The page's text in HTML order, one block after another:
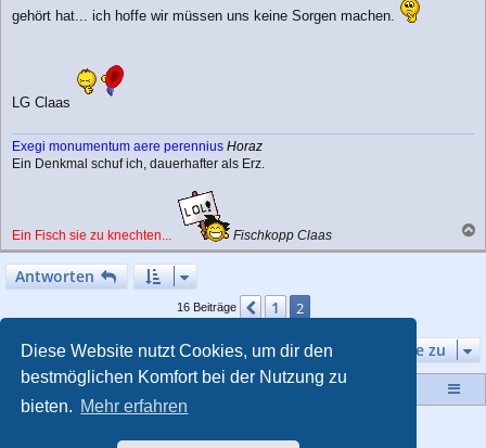
Diese Website nutzt Cookies, um dir den
bestmöglichen Komfort bei der Nutzung zu
bieten. Mehr erfahren
gehört hat... ich hoffe wir müssen uns keine Sorgen machen.
LG Claas
Exegi monumentum aere perennius Horaz
Ein Denkmal schuf ich, dauerhafter als Erz.
Ein Fisch sie zu knechten... Fischkopp Claas
a
Antworten
16 Beiträge Vorherige
1 2
Gehe zu
Startseite
Style von
- Aktualisieren phpBB 3.2 von MrGaby